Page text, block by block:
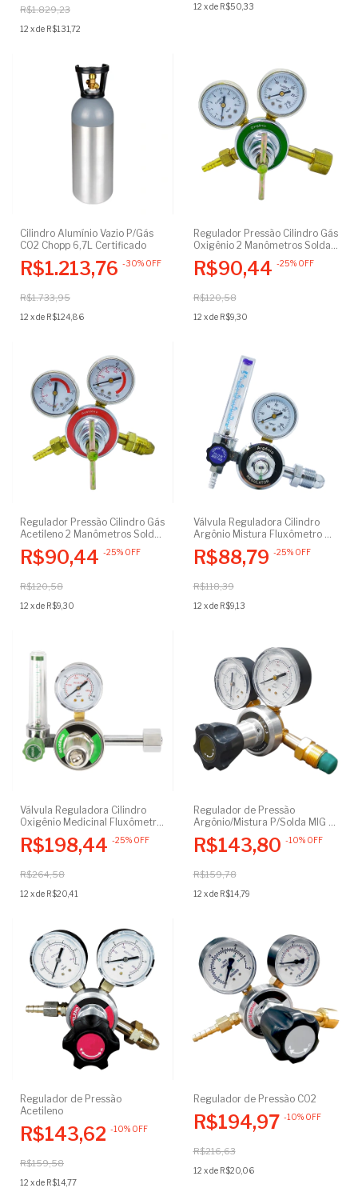
R$1.829,23
12 xde R$131,72
12 xde R$50,33
Cilindro Alumínio Vazio P/Gás
CO2 Chopp 6,7L Certificado
R$1.213,76 -30% OFF
R$1.733,95
12 xde R$124,86
Regulador Pressão Cilindro Gás
Oxigênio 2 Manômetros Solda
Oxiacetilênica Corte Brasagem
Maçarico
R$90,44 -25% OFF
R$120,58
12 xde R$9,30
Regulador Pressão Cilindro Gás
Acetileno 2 Manômetros Solda
Brasagem
R$90,44 -25% OFF
R$120,58
12 xde R$9,30
Válvula Reguladora Cilindro
Argônio Mistura Fluxômetro 0-
R$88,79 -25% OFF
R$118,39
12 xde R$9,13
Válvula Reguladora Cilindro
Oxigênio Medicinal Fluxômetro
0-15 Lpm Corpo em Latão
Oxigenoterapia
R$198,44 -25% OFF
R$264,58
12 xde R$20,41
Regulador de Pressão
Argônio/Mistura P/Solda MIG e
R$143,80 -10% OFF
R$159,78
12 xde R$14,79
Regulador de Pressão
Acetileno
R$143,62 -10% OFF
R$159,58
12 xde R$14,77
Regulador de Pressão CO2
R$194,97 -10% OFF
R$216,63
12 xde R$20,06